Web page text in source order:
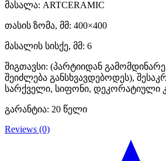
მასალა: ARTCERAMIC
თასის ზომა, მმ: 400×400
მასალის სისქე, მმ: 6
შიგთავსი: (პარტიიდან
შეიძლება განსხვავდებოდეს),
სარქველი, სიფონი, დეკორატიული
გარანტია: 20 წელი
Reviews (0)